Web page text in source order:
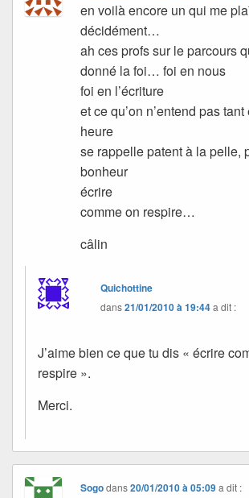
en voilà encore un qui me
décidément…
ah ces profs sur le parcours
donné la foi… foi en nous
foi en l’écriture
et ce qu’on n’entend pas
heure
se rappelle patent à la pelle,
bonheur
écrire
comme on respire…
câlin
Quichottine
dans21/01/2010 à 19:44a dit :
J’aime bien ce que tu dis « écrire
respire ».
Merci.
Sogodans20/01/2010 à 05:09 a dit :